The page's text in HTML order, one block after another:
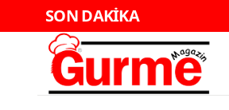
SON DAKİKA